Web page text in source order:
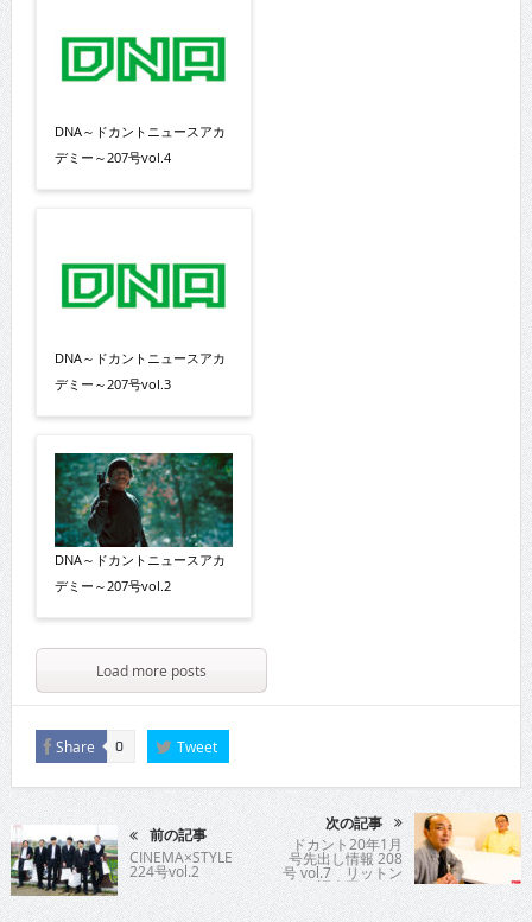
DNA～ドカントニュースアカ
デミー～207号vol.4
DNA～ドカントニュースアカ
デミー～207号vol.3
DNA～ドカントニュースアカ
デミー～207号vol.2
Load more posts
Share 0 Tweet
前の記事
CINEMA×STYLE
224号vol.2
次の記事
ドカント20年1月
号先出し情報 208
号 vol.7 リットン
調査団さん